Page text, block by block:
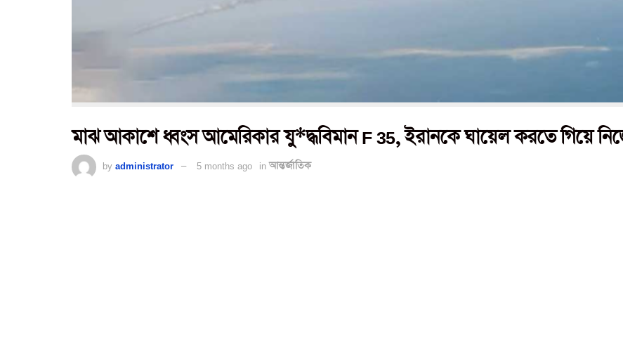
মাঝ আকাশে ধ্বংস আমেরিকার যু*দ্ধবিমান F 35, ইরানকে ঘায়েল করতে গিয়ে
by administrator 5 months ago in আন্তর্জাতিক